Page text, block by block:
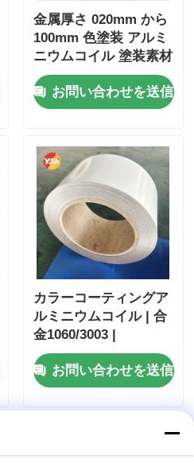
金属厚さ 020mm から
100mm 色塗装 アルミ
ニウムコイル 塗装素材
軽量で耐久性のあるソ
リューションのために
設計
お問い合わせを送信
カラーコーティングア
ルミニウムコイル | 合
金1060/3003 |
PE/PVDFコーティング
| 屋根/外壁/天井用特殊
加工
お問い合わせを送信